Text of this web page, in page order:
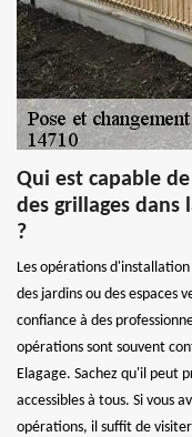
Qui est capable
des grillages dans
?
Les opérations
des jardins ou des espaces
confiance à des
opérations sont souvent
Elagage. Sachez qu'il peut
accessibles à tous. Si vous
opérations, il suffit de